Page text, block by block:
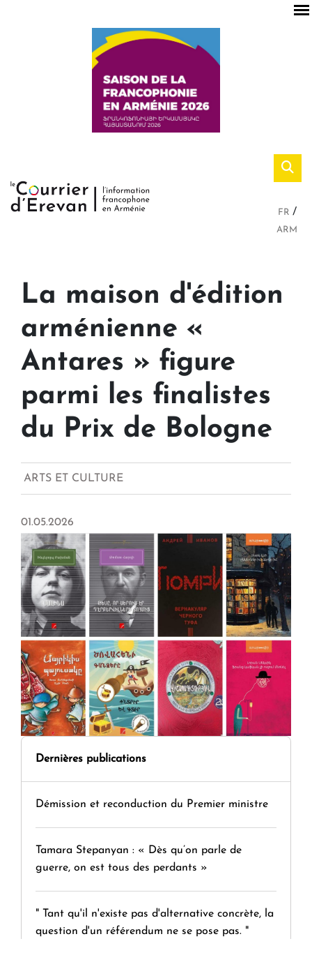
FR
ARM
La maison d'édition
arménienne «
Antares » figure
parmi les finalistes
du Prix de Bologne
ARTS ET CULTURE
01.05.2026
Dernières publications
Démission et reconduction du Premier ministre
Tamara Stepanyan : « Dès qu’on parle de
guerre, on est tous des perdants »
" Tant qu'il n'existe pas d'alternative concrète, la
question d'un référendum ne se pose pas. "